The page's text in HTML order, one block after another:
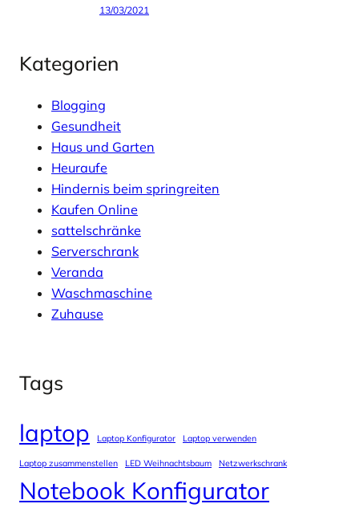
13/03/2021
Kategorien
Blogging
Gesundheit
Haus und Garten
Heuraufe
Hindernis beim springreiten
Kaufen Online
sattelschränke
Serverschrank
Veranda
Waschmaschine
Zuhause
Tags
laptop Laptop Konfigurator Laptop verwenden
Laptop zusammenstellen LED Weihnachtsbaum Netzwerkschrank
Notebook Konfigurator